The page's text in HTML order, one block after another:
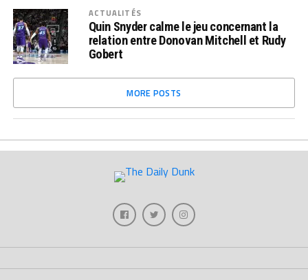
ACTUALITÉS
Quin Snyder calme le jeu concernant la
relation entre Donovan Mitchell et Rudy
Gobert
MORE POSTS